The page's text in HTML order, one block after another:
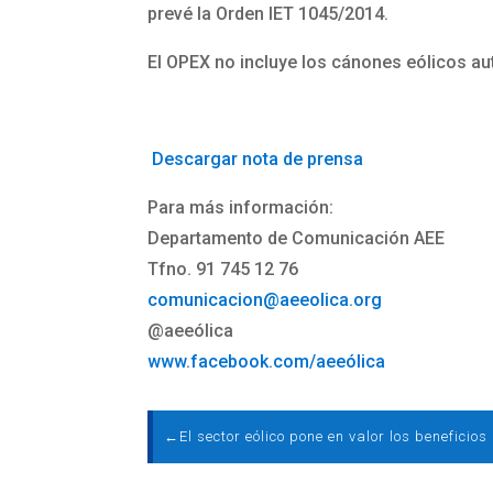
prevé la Orden IET 1045/2014.
El OPEX no incluye los cánones eólicos
Descargar nota de prensa
Para más información:
Departamento de Comunicación AEE
Tfno. 91 745 12 76
comunicacion@aeeolica.org
@aeeólica
www.facebook.com/aeeólica
←